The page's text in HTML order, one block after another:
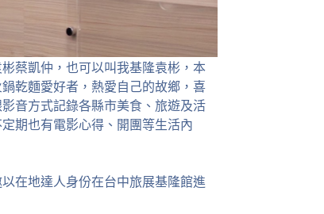
蔡凱仲，也可以叫我基隆袁彬，本
乾麵愛好者，熱愛自己的故鄉，喜
音方式記錄各縣市美食、旅遊及活
期也有電影心得、開團等生活內
以在地達人身份在台中旅展基隆館進